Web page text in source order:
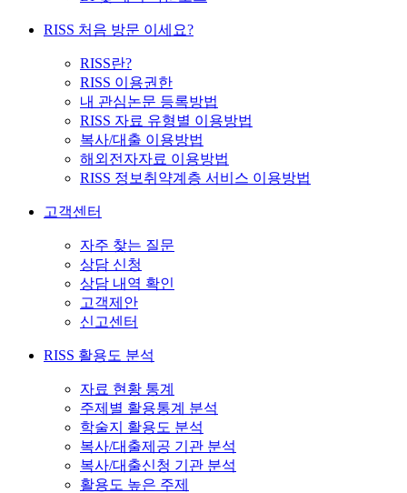
RISS 처음 방문 이세요?
RISS란?
RISS 이용권한
내 관심논문 등록방법
RISS 자료 유형별 이용방법
복사/대출 이용방법
해외전자자료 이용방법
RISS 정보취약계층 서비스 이용방법
고객센터
자주 찾는 질문
상담 신청
상담 내역 확인
고객제안
신고센터
RISS 활용도 분석
자료 현황 통계
주제별 활용통계 분석
학술지 활용도 분석
복사/대출제공 기관 분석
복사/대출신청 기관 분석
활용도 높은 주제